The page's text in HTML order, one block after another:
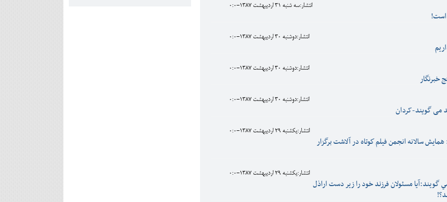
انتشار:سه شنبه 31 ارديبهشت 1387-0:0
انتشار:دوشنبه 30 ارديبهشت 1387-0:0
انتشار:دوشنبه 30 ارديبهشت 1387-0:0
خبرنگار
انتشار:دوشنبه 30 ارديبهشت 1387-0:0
می گویند-کردان
انتشار:يکشنبه 29 ارديبهشت 1387-0:0
سالانه انجمن فيلم كوتاه در آلاشت برگزار
انتشار:يکشنبه 29 ارديبهشت 1387-0:0
گويند:آیا مسئولان فرزند خود را زیر دست اراذل